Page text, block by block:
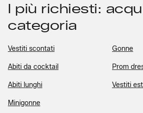
I più richiesti:
categoria
Vestiti scontati Gonne
Abiti da cocktail Prom
Abiti lunghi Vestiti
Minigonne